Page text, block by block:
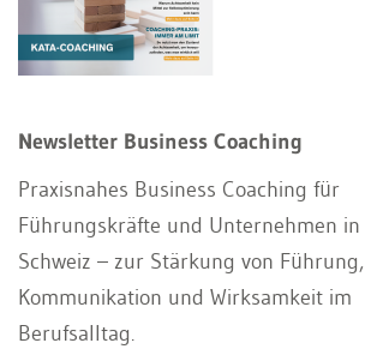
Newsletter Business Coaching
Praxisnahes Business Coaching für
Führungskräfte und Unternehmen
Schweiz – zur Stärkung von Führung,
Kommunikation und Wirksamkeit im
Berufsalltag.